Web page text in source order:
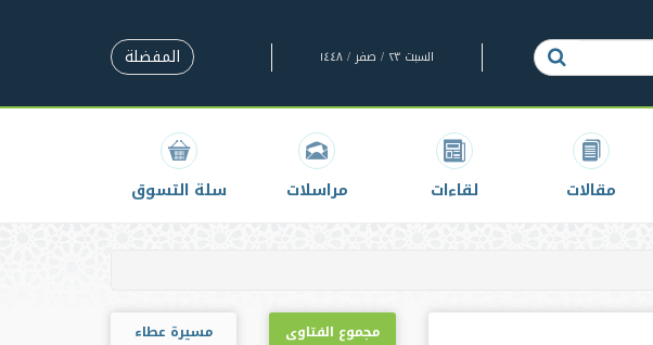
السبت ٢٣ / صفر / ١٤٤٨ المفضلة
مقالات لقاءات مراسلات سلة التسوق
مجموع الفتاوى مسيرة عطاء